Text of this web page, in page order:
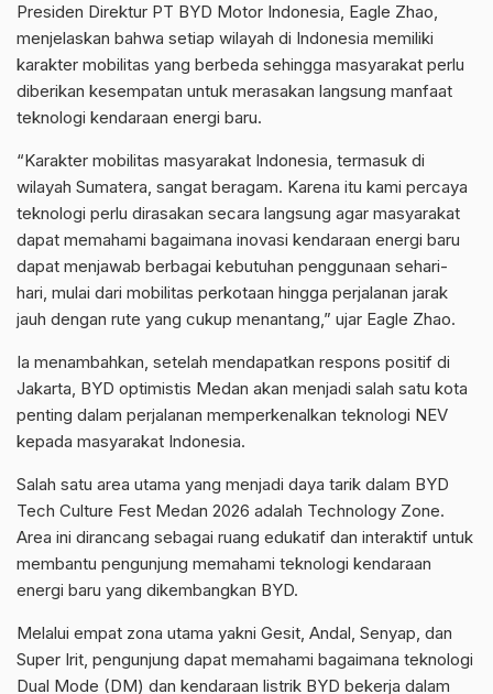
Presiden Direktur PT BYD Motor Indonesia, Eagle Zhao,
menjelaskan bahwa setiap wilayah di Indonesia memiliki
karakter mobilitas yang berbeda sehingga masyarakat perlu
diberikan kesempatan untuk merasakan langsung manfaat
teknologi kendaraan energi baru.
“Karakter mobilitas masyarakat Indonesia, termasuk di
wilayah Sumatera, sangat beragam. Karena itu kami percaya
teknologi perlu dirasakan secara langsung agar masyarakat
dapat memahami bagaimana inovasi kendaraan energi baru
dapat menjawab berbagai kebutuhan penggunaan sehari-
hari, mulai dari mobilitas perkotaan hingga perjalanan jarak
jauh dengan rute yang cukup menantang,” ujar Eagle Zhao.
Ia menambahkan, setelah mendapatkan respons positif di
Jakarta, BYD optimistis Medan akan menjadi salah satu kota
penting dalam perjalanan memperkenalkan teknologi NEV
kepada masyarakat Indonesia.
Salah satu area utama yang menjadi daya tarik dalam BYD
Tech Culture Fest Medan 2026 adalah Technology Zone.
Area ini dirancang sebagai ruang edukatif dan interaktif untuk
membantu pengunjung memahami teknologi kendaraan
energi baru yang dikembangkan BYD.
Melalui empat zona utama yakni Gesit, Andal, Senyap, dan
Super Irit, pengunjung dapat memahami bagaimana teknologi
Dual Mode (DM) dan kendaraan listrik BYD bekerja dalam